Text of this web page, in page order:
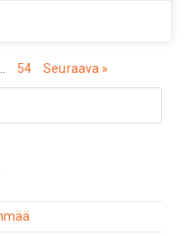
54 Seuraava »